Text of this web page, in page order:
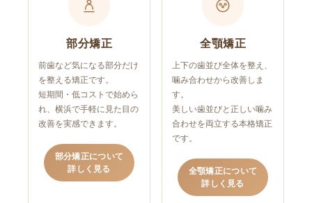
部分矯正
前歯など気になる部分だけ
を整える矯正です。
短期間・低コストで始めら
れ、横浜で手軽に見た目の
改善を実感できます。
部分矯正について
詳しく見る
全顎矯正
上下の歯並び全体を整え、
噛み合わせから改善しま
す。
美しい歯並びと正しい噛み
合わせを両立する本格矯正
です。
全顎矯正について
詳しく見る